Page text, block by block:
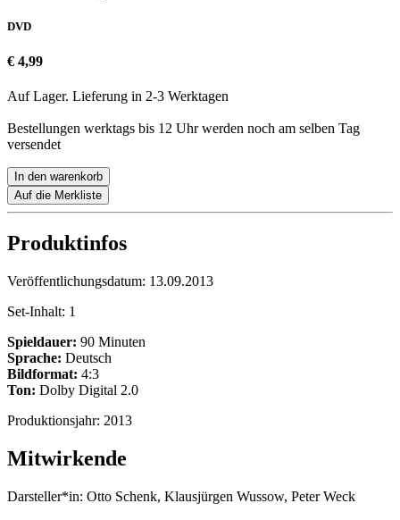
DVD
€ 4,99
Auf Lager. Lieferung in 2-3 Werktagen
Bestellungen werktags bis 12 Uhr werden noch am selben Tag
versendet
In den warenkorb
Auf die Merkliste
Produktinfos
Veröffentlichungsdatum: 13.09.2013
Set-Inhalt: 1
Spieldauer: 90 Minuten
Sprache: Deutsch
Bildformat: 4:3
Ton: Dolby Digital 2.0
Produktionsjahr: 2013
Mitwirkende
Darsteller*in: Otto Schenk, Klausjürgen Wussow, Peter Weck